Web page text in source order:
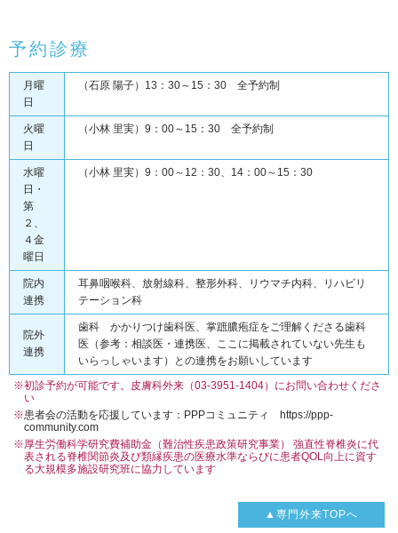
予約診療
月曜
日
（石原 陽子）13：30～15：30 全予約制
火曜
日
（小林 里実）9：00～15：30 全予約制
水曜
日・
第
２、
４金
曜日
（小林 里実）9：00～12：30、14：00～15：30
院内
連携
耳鼻咽喉科、放射線科、整形外科、リウマチ内科、リハビリ
テーション科
院外
連携
歯科 かかりつけ歯科医、掌蹠膿疱症をご理解くださる歯科
医（参考： 相談医・連携医、ここに掲載されていない先生も
いらっしゃいます）との連携をお願いしています
※初診予約が可能です。皮膚科外来（03-3951-1404）にお問い合わせくださ
い
※患者会の活動を応援しています：PPPコミュニティ https://ppp-
community.com
※厚生労働科学研究費補助金（難治性疾患政策研究事業） 強直性脊椎炎に代
表される脊椎関節炎及び類縁疾患の医療水準ならびに患者QOL向上に資す
る大規模多施設研究班に協力しています
▲専門外来TOPへ